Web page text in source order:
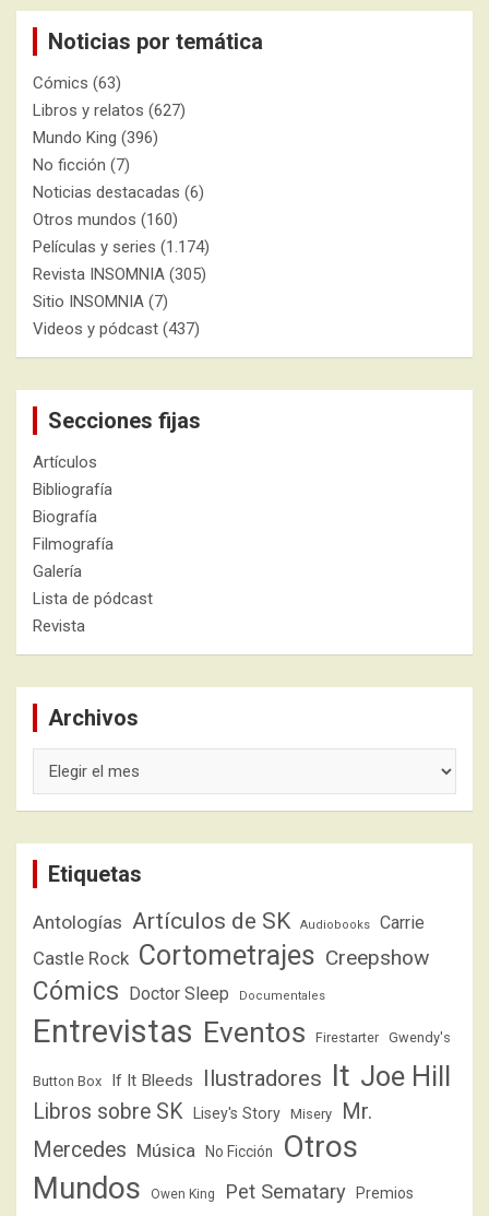
Noticias por temática
Cómics (63)
Libros y relatos (627)
Mundo King (396)
No ficción (7)
Noticias destacadas (6)
Otros mundos (160)
Películas y series (1.174)
Revista INSOMNIA (305)
Sitio INSOMNIA (7)
Videos y pódcast (437)
Secciones fijas
Artículos
Bibliografía
Biografía
Filmografía
Galería
Lista de pódcast
Revista
Archivos
Etiquetas
Antologías Artículos de SK Audiobooks Carrie
Castle Rock Cortometrajes Creepshow
Cómics Doctor Sleep Documentales
Entrevistas Eventos Firestarter Gwendy's
Button Box If It Bleeds Ilustradores It Joe Hill
Libros sobre SK Lisey's Story Misery
Mr.
Mercedes Música No Ficción
Otros
Mundos
Owen King Pet Sematary Premios